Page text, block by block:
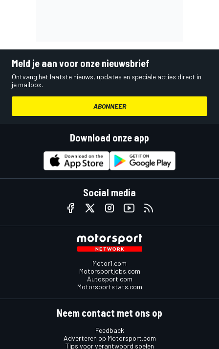
Meld je aan voor onze nieuwsbrief
Ontvang het laatste nieuws, updates en speciale acties direct in
je mailbox.
ABONNEER
Download onze app
Social media
Motor1.com
Motorsportjobs.com
Autosport.com
Motorsportstats.com
Neem contact met ons op
Feedback
Adverteren op Motorsport.com
Tips voor verantwoord spelen